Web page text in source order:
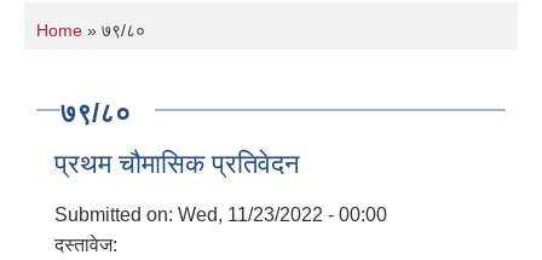
You are here
Home » ७९/८०
७९/८०
प्रथम चौमासिक प्रतिवेदन
Submitted on: Wed, 11/23/2022 - 00:00
दस्तावेज: